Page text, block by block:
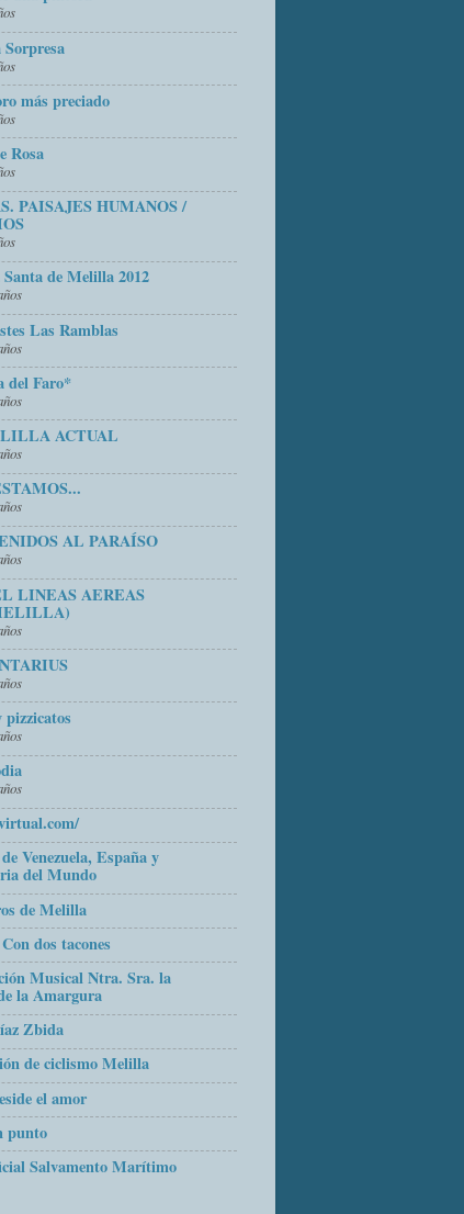
más preciado
Rosa
PAISAJES HUMANOS /
Santa de Melilla 2012
Las Ramblas
del Faro*
ACTUAL
AL PARAÍSO
LINEAS AEREAS
pizzicatos
Venezuela, España y
del Mundo
de Melilla
dos tacones
Musical Ntra. Sra. la
la Amargura
Zbida
de ciclismo Melilla
el amor
punto
Salvamento Marítimo